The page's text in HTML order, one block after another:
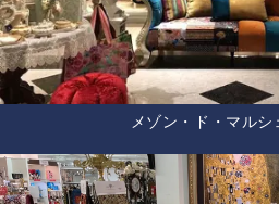
メゾン・ド・マルシ